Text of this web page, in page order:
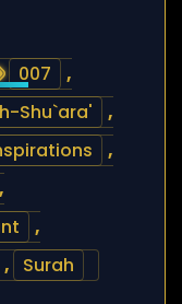
007
,
Shu`ara'
,
,
,
,
, Surah